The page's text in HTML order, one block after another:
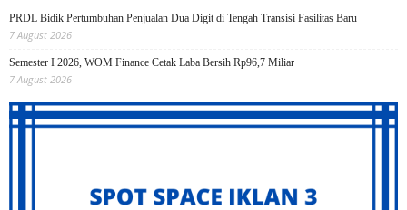
PRDL Bidik Pertumbuhan Penjualan Dua Digit di Tengah Transisi Fasilitas Baru
7 August 2026
Semester I 2026, WOM Finance Cetak Laba Bersih Rp96,7 Miliar
7 August 2026